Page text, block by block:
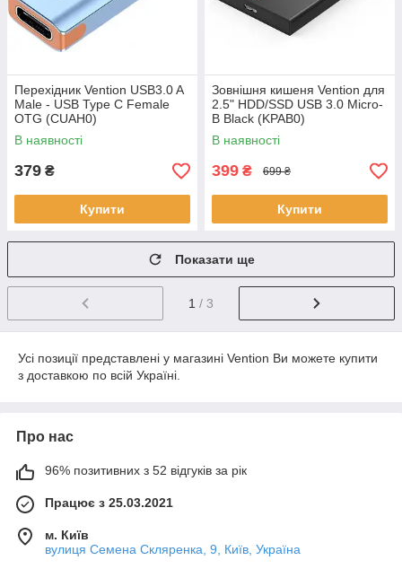
Перехідник Vention USB3.0 A
Male - USB Type C Female
OTG (CUAH0)
В наявності
379 ₴
Купити
Зовнішня кишеня Vention для
2.5" HDD/SSD USB 3.0 Micro-
B Black (KPAB0)
В наявності
399 ₴ 699 ₴
Купити
Показати ще
1 / 3
Усі позиції представлені у магазині Vention Ви можете купити
з доставкою по всій Україні.
Про нас
96% позитивних з 52 відгуків за рік
Працює з 25.03.2021
м. Київ
вулиця Семена Скляренка, 9, Київ, Україна